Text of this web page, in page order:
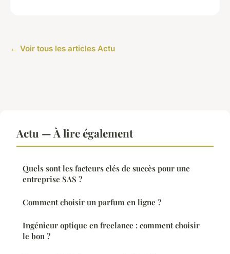
← Voir tous les articles Actu
Actu — À lire également
Quels sont les facteurs clés de succès pour une
entreprise SAS ?
Comment choisir un parfum en ligne ?
Ingénieur optique en freelance : comment choisir
le bon ?